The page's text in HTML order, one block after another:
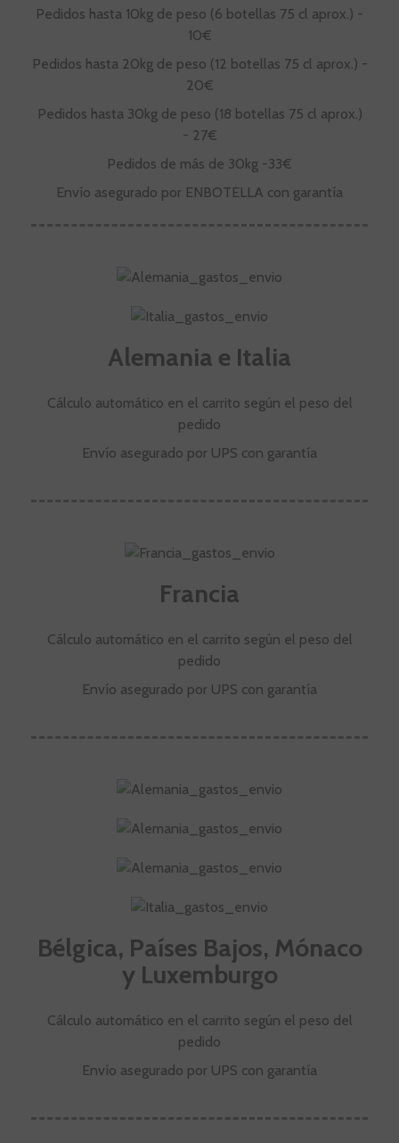
Pedidos hasta 10kg de peso (6 botellas 75 cl aprox.) -
10€
Pedidos hasta 20kg de peso (12 botellas 75 cl aprox.) -
20€
Pedidos hasta 30kg de peso (18 botellas 75 cl aprox.)
- 27€
Pedidos de más de 30kg -33€
Envío asegurado por ENBOTELLA con garantía
Alemania e Italia
Cálculo automático en el carrito según el peso del
pedido
Envío asegurado por UPS con garantía
Francia
Cálculo automático en el carrito según el peso del
pedido
Envío asegurado por UPS con garantía
Bélgica, Países Bajos, Mónaco
y Luxemburgo
Cálculo automático en el carrito según el peso del
pedido
Envío asegurado por UPS con garantía